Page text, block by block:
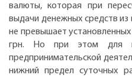
валюты, которая при
выдачи денежных средств
не превышает
грн. Но при этом для
предпринимательской
нижний предел суточных